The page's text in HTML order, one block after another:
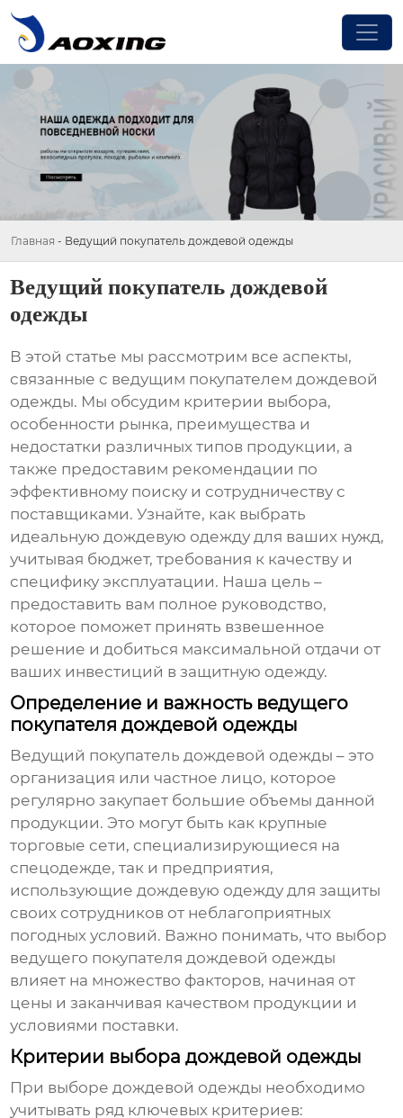
Главная - Ведущий покупатель дождевой одежды
Ведущий покупатель дождевой
одежды
В этой статье мы рассмотрим все аспекты,
связанные с ведущим покупателем дождевой
одежды. Мы обсудим критерии выбора,
особенности рынка, преимущества и
недостатки различных типов продукции, а
также предоставим рекомендации по
эффективному поиску и сотрудничеству с
поставщиками. Узнайте, как выбрать
идеальную дождевую одежду для ваших нужд,
учитывая бюджет, требования к качеству и
специфику эксплуатации. Наша цель –
предоставить вам полное руководство,
которое поможет принять взвешенное
решение и добиться максимальной отдачи от
ваших инвестиций в защитную одежду.
Определение и важность ведущего
покупателя дождевой одежды
Ведущий покупатель дождевой одежды – это
организация или частное лицо, которое
регулярно закупает большие объемы данной
продукции. Это могут быть как крупные
торговые сети, специализирующиеся на
спецодежде, так и предприятия,
использующие дождевую одежду для защиты
своих сотрудников от неблагоприятных
погодных условий. Важно понимать, что выбор
ведущего покупателя дождевой одежды
влияет на множество факторов, начиная от
цены и заканчивая качеством продукции и
условиями поставки.
Критерии выбора дождевой одежды
При выборе дождевой одежды необходимо
учитывать ряд ключевых критериев: